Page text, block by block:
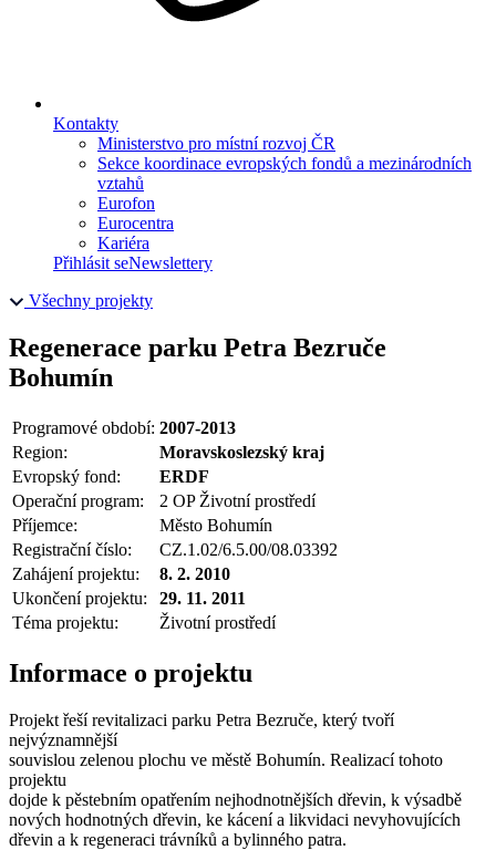
Kontakty
Ministerstvo pro místní rozvoj ČR
Sekce koordinace evropských fondů a mezinárodních
vztahů
Eurofon
Eurocentra
Kariéra
Přihlásit seNewslettery
Všechny projekty
Regenerace parku Petra Bezruče
Bohumín
Programové období: 2007-2013
Region:
Moravskoslezský kraj
Evropský fond:
ERDF
Operační program:
2 OP Životní prostředí
Příjemce:
Město Bohumín
Registrační číslo:
CZ.1.02/6.5.00/08.03392
Zahájení projektu:
8. 2. 2010
Ukončení projektu:
29. 11. 2011
Téma projektu:
Životní prostředí
Informace o projektu
Projekt řeší revitalizaci parku Petra Bezruče, který tvoří
nejvýznamnější
souvislou zelenou plochu ve městě Bohumín. Realizací tohoto
projektu
dojde k pěstebním opatřením nejhodnotnějších dřevin, k výsadbě
nových hodnotných dřevin, ke kácení a likvidaci nevyhovujících
dřevin a k regeneraci trávníků a bylinného patra.